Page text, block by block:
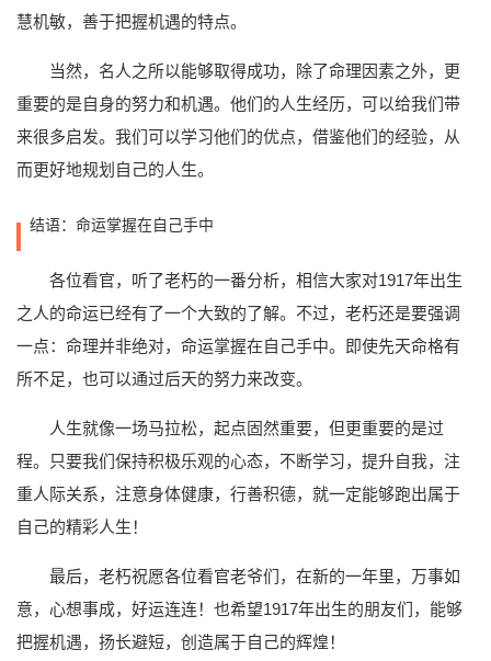
慧机敏，善于把握机遇的特点。
当然，名人之所以能够取得成功，除了命理因素之外，更
重要的是自身的努力和机遇。他们的人生经历，可以给我们带
来很多启发。我们可以学习他们的优点，借鉴他们的经验，从
而更好地规划自己的人生。
结语：命运掌握在自己手中
各位看官，听了老朽的一番分析，相信大家对1917年出生
之人的命运已经有了一个大致的了解。不过，老朽还是要强调
一点：命理并非绝对，命运掌握在自己手中。即使先天命格有
所不足，也可以通过后天的努力来改变。
人生就像一场马拉松，起点固然重要，但更重要的是过
程。只要我们保持积极乐观的心态，不断学习，提升自我，注
重人际关系，注意身体健康，行善积德，就一定能够跑出属于
自己的精彩人生！
最后，老朽祝愿各位看官老爷们，在新的一年里，万事如
意，心想事成，好运连连！也希望1917年出生的朋友们，能够
把握机遇，扬长避短，创造属于自己的辉煌！